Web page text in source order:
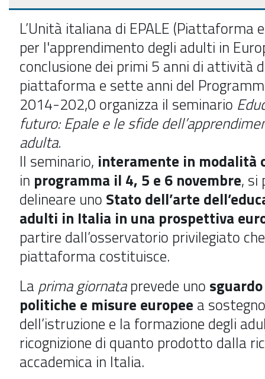
L’Unità italiana di EPALE (Piattaforma
per l'apprendimento degli adulti in
conclusione dei primi 5 anni di attività
piattaforma e sette anni del
2014-202,0 organizza il seminario
futuro: Epale e le sfide
adulta.
Il seminario, interamente in modalità
in programma il 4, 5 e 6 novembre, si
delineare uno Stato dell’arte
adulti in Italia in una prospettiva
partire dall’osservatorio privilegiato
piattaforma costituisce.
La prima giornataprevede uno
politiche e misure europee a
dell’istruzione e la formazione degli
ricognizione di quanto prodotto dalla
accademica in Italia.